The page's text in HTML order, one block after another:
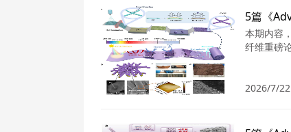
本期内容
纤维重磅
2026/7/